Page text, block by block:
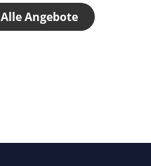
Alle Angebote